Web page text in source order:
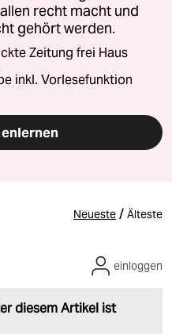
recht macht und
gehört werden.
Zeitung frei Haus
inkl. Vorlesefunktion
Neueste / Älteste
diesem Artikel ist
einloggen